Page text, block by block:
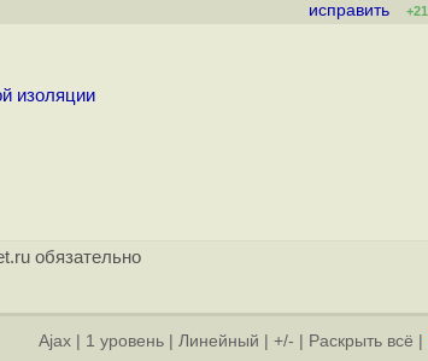
исправить +21
изоляции
обязательно
Ajax 1 уровень Линейный +/- Раскрыть всё